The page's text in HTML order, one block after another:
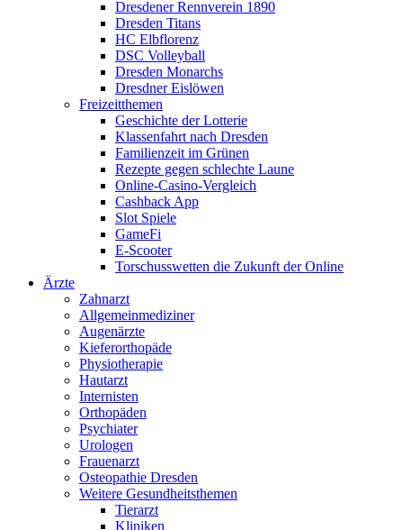
Dresdener Rennverein 1890
Dresden Titans
HC Elbflorenz
DSC Volleyball
Dresden Monarchs
Dresdner Eislöwen
Freizeitthemen
Geschichte der Lotterie
Klassenfahrt nach Dresden
Familienzeit im Grünen
Rezepte gegen schlechte Laune
Online-Casino-Vergleich
Cashback App
Slot Spiele
GameFi
E-Scooter
Torschusswetten die Zukunft der Online
Ärzte
Zahnarzt
Allgemeinmediziner
Augenärzte
Kieferorthopäde
Physiotherapie
Hautarzt
Internisten
Orthopäden
Psychiater
Urologen
Frauenarzt
Osteopathie Dresden
Weitere Gesundheitsthemen
Tierarzt
Kliniken